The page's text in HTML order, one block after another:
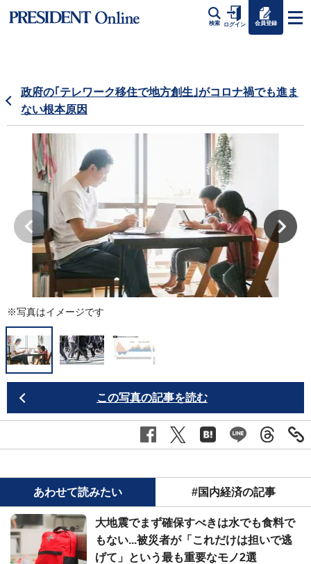
検索 ログイン 会員登録
政府の｢テレワーク移住で地方創生｣がコロナ禍でも進ま
ない根本原因
※写真はイメージです
この写真の記事を読む
あわせて読みたい #国内経済の記事
大地震でまず確保すべきは水でも食料で
もない...被災者が「これだけは担いで逃
げて」という最も重要なモノ2選